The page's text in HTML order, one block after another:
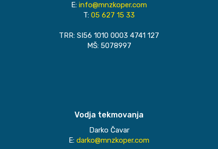
E: info@mnzkoper.com
T: 05 627 15 33
TRR: SI56 1010 0003 4741 127
MŠ: 5078997
Vodja tekmovanja
Darko Čavar
E: darko@mnzkoper.com